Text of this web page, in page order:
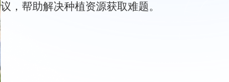
议，帮助解决种植资源获取难题。